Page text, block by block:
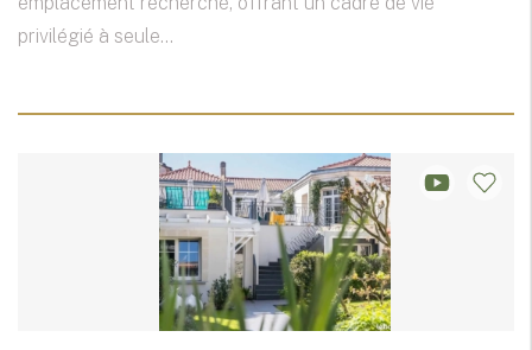
privilégié à seule...